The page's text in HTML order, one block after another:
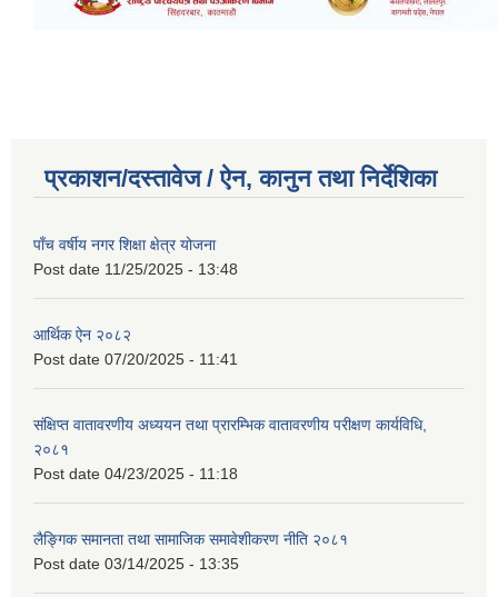
प्रकाशन/दस्तावेज / ऐन, कानुन तथा निर्देशिका
पाँच वर्षीय नगर शिक्षा क्षेत्र योजना
Post date 11/25/2025 - 13:48
आर्थिक ऐन २०८२
Post date 07/20/2025 - 11:41
संक्षिप्त वातावरणीय अध्ययन तथा प्रारम्भिक वातावरणीय परीक्षण कार्यविधि,
२०८१
Post date 04/23/2025 - 11:18
लैङ्गिक समानता तथा सामाजिक समावेशीकरण नीति २०८१
Post date 03/14/2025 - 13:35